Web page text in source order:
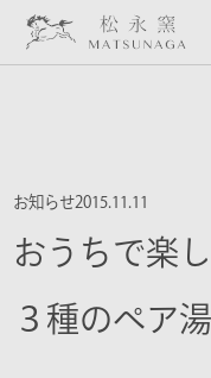
お知らせ2015.11.11
おうちで楽
３種のペア